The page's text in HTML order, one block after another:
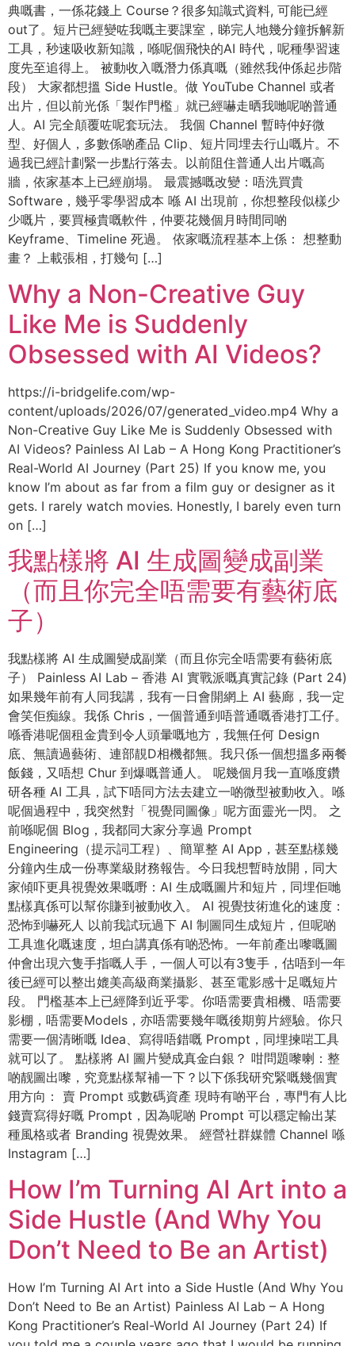
典嘅書，一係花錢上 Course？很多知識式資料, 可能已經
out了。短片已經變咗我嘅主要課室，睇完人地幾分鐘拆解新
工具，秒速吸收新知識，喺呢個飛快的AI 時代，呢種學習速
度先至追得上。 被動收入嘅潛力係真嘅（雖然我仲係起步階
段） 大家都想搵 Side Hustle。做 YouTube Channel 或者
出片，但以前光係「製作門檻」就已經嚇走晒我哋呢啲普通
人。AI 完全顛覆咗呢套玩法。 我個 Channel 暫時仲好微
型、好個人，多數係啲產品 Clip、短片同埋去行山嘅片。不
過我已經計劃緊一步點行落去。以前阻住普通人出片嘅高
牆，依家基本上已經崩塌。 最震撼嘅改變：唔洗買貴
Software，幾乎零學習成本 喺 AI 出現前，你想整段似樣少
少嘅片，要買極貴嘅軟件，仲要花幾個月時間同啲
Keyframe、Timeline 死過。 依家嘅流程基本上係： 想整動
畫？ 上載張相，打幾句 […]
Why a Non-Creative Guy
Like Me is Suddenly
Obsessed with AI Videos?
https://i-bridgelife.com/wp-
content/uploads/2026/07/generated_video.mp4 Why a
Non-Creative Guy Like Me is Suddenly Obsessed with
AI Videos? Painless AI Lab – A Hong Kong Practitioner’s
Real-World AI Journey (Part 25) If you know me, you
know I’m about as far from a film guy or designer as it
gets. I rarely watch movies. Honestly, I barely even turn
on […]
我點樣將 AI 生成圖變成副業
（而且你完全唔需要有藝術底
子）
我點樣將 AI 生成圖變成副業（而且你完全唔需要有藝術底
子） Painless AI Lab – 香港 AI 實戰派嘅真實記錄 (Part 24)
如果幾年前有人同我講，我有一日會開網上 AI 藝廊，我一定
會笑佢痴線。我係 Chris，一個普通到唔普通嘅香港打工仔。
喺香港呢個租金貴到令人頭暈嘅地方，我無任何 Design
底、無讀過藝術、連部靚D相機都無。我只係一個想搵多兩餐
飯錢，又唔想 Chur 到爆嘅普通人。 呢幾個月我一直喺度鑽
研各種 AI 工具，試下唔同方法去建立一啲微型被動收入。喺
呢個過程中，我突然對「視覺同圖像」呢方面靈光一閃。 之
前喺呢個 Blog，我都同大家分享過 Prompt
Engineering（提示詞工程）、簡單整 AI App，甚至點樣幾
分鐘內生成一份專業級財務報告。今日我想暫時放開，同大
家傾吓更具視覺效果嘅嘢：AI 生成嘅圖片和短片，同埋佢哋
點樣真係可以幫你賺到被動收入。 AI 視覺技術進化的速度：
恐怖到嚇死人 以前我試玩過下 AI 制圖同生成短片，但呢啲
工具進化嘅速度，坦白講真係有啲恐怖。一年前產出嚟嘅圖
仲會出現六隻手指嘅人手，一個人可以有3隻手，估唔到一年
後已經可以整出媲美高級商業攝影、甚至電影感十足嘅短片
段。 門檻基本上已經降到近乎零。你唔需要貴相機、唔需要
影棚，唔需要Models，亦唔需要幾年嘅後期剪片經驗。你只
需要一個清晰嘅 Idea、寫得唔錯嘅 Prompt，同埋揀啱工具
就可以了。 點樣將 AI 圖片變成真金白銀？ 咁問題嚟喇：整
啲靓圖出嚟，究竟點樣幫補一下？以下係我研究緊嘅幾個實
用方向： 賣 Prompt 或數碼資產 現時有啲平台，專門有人比
錢賣寫得好嘅 Prompt，因為呢啲 Prompt 可以穩定輸出某
種風格或者 Branding 視覺效果。 經營社群媒體 Channel 喺
Instagram […]
How I’m Turning AI Art into a
Side Hustle (And Why You
Don’t Need to Be an Artist)
How I’m Turning AI Art into a Side Hustle (And Why You
Don’t Need to Be an Artist) Painless AI Lab – A Hong
Kong Practitioner’s Real-World AI Journey (Part 24) If